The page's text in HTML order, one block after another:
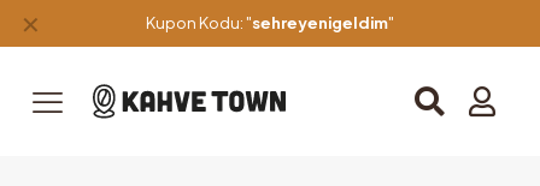
Kupon Kodu: "sehreyenigeldim"
✕